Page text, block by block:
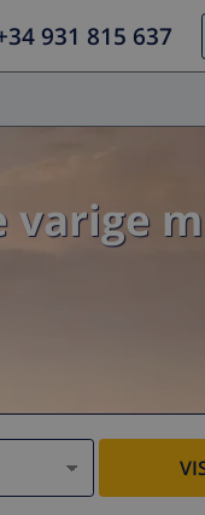
931 815 637
varige